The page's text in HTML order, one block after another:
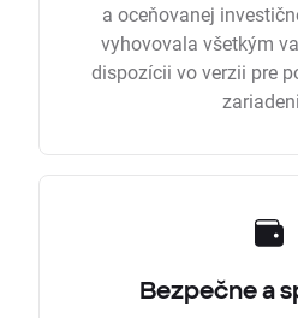
a oceňovanej
vyhovovala všetkým
dispozícii vo verzii pre
Bezpečne a